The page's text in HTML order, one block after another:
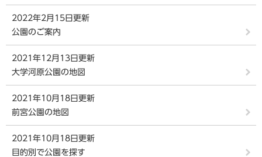
2022年2月15日更新
公園のご案内
2021年12月13日更新
大学河原公園の地図
2021年10月18日更新
前宮公園の地図
2021年10月18日更新
目的別で公園を探す